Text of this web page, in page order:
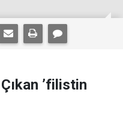
’filistin